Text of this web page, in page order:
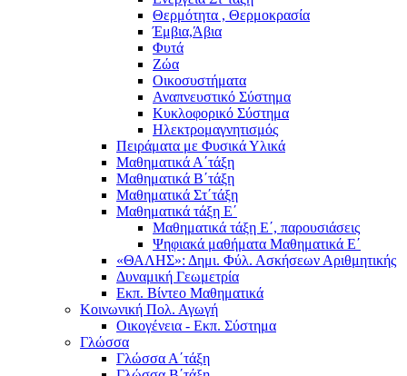
Θερμότητα , Θερμοκρασία
Έμβια,Άβια
Φυτά
Ζώα
Οικοσυστήματα
Αναπνευστικό Σύστημα
Κυκλοφορικό Σύστημα
Ηλεκτρομαγνητισμός
Πειράματα με Φυσικά Υλικά
Μαθηματικά Α΄τάξη
Μαθηματικά Β΄τάξη
Μαθηματικά Στ΄τάξη
Μαθηματικά τάξη Ε΄
Μαθηματικά τάξη Ε΄, παρουσιάσεις
Ψηφιακά μαθήματα Μαθηματικά Ε΄
«ΘΑΛΗΣ»: Δημι. Φύλ. Ασκήσεων Αριθμητικής
Δυναμική Γεωμετρία
Εκπ. Βίντεο Μαθηματικά
Κοινωνική Πολ. Αγωγή
Οικογένεια - Εκπ. Σύστημα
Γλώσσα
Γλώσσα Α΄τάξη